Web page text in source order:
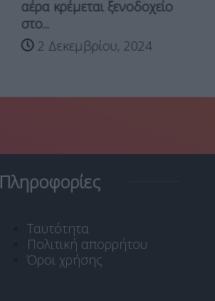
αέρα κρέμεται ξενοδοχείο
στο...
2 Δεκεμβρίου, 2024
Πληροφορίες
Ταυτότητα
Πολιτική απορρήτου
Όροι χρήσης